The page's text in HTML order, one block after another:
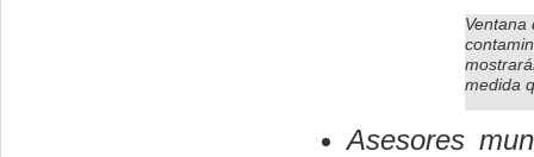
Ventana
medida
Asesores